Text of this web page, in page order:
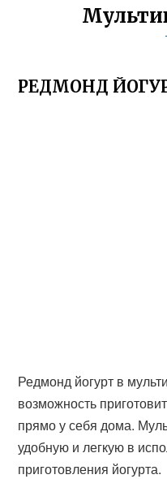
РЕДМОНД
Редмонд йогурт в
возможность
прямо у себя дома.
удобную и легкую в
приготовления йогурта.